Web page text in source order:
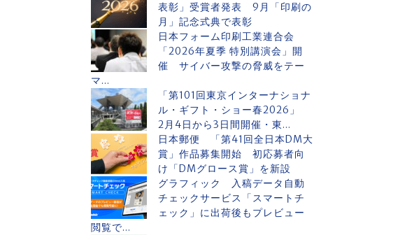
表彰」受賞者発表 9月「印刷の
月」記念式典で表彰
日本フォーム印刷工業連合会
「2026年夏季 特別講演会」開
催 サイバー攻撃の脅威をテー
マ...
「第101回東京インターナショナ
ル・ギフト・ショー春2026」
2月4日から3日間開催・東...
日本郵便 「第41回全日本DM大
賞」作品募集開始 初応募者向
け「DMグロース賞」を新設
グラフィック 入稿データ自動
チェックサービス「スマートチ
ェック」に出荷後もプレビュー
閲覧で...